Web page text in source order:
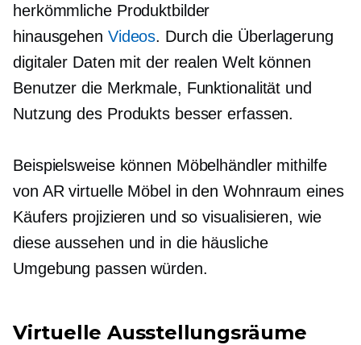
herkömmliche Produktbilder
hinausgehen Videos. Durch die Überlagerung
digitaler Daten mit der realen Welt können
Benutzer die Merkmale, Funktionalität und
Nutzung des Produkts besser erfassen.
Beispielsweise können Möbelhändler mithilfe
von AR virtuelle Möbel in den Wohnraum eines
Käufers projizieren und so visualisieren, wie
diese aussehen und in die häusliche
Umgebung passen würden.
Virtuelle Ausstellungsräume